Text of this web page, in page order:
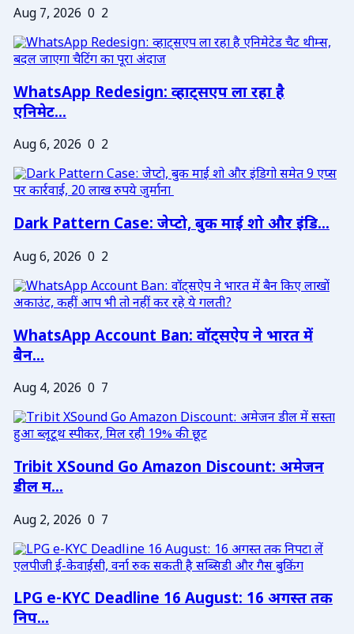
Aug 7, 2026 0 2
WhatsApp Redesign: व्हाट्सएप ला रहा है
एनिमेट...
Aug 6, 2026 0 2
Dark Pattern Case: जेप्टो, बुक माई शो और इंडि...
Aug 6, 2026 0 2
WhatsApp Account Ban: वॉट्सऐप ने भारत में
बैन...
Aug 4, 2026 0 7
Tribit XSound Go Amazon Discount: अमेजन
डील म...
Aug 2, 2026 0 7
LPG e-KYC Deadline 16 August: 16 अगस्त तक
निप...